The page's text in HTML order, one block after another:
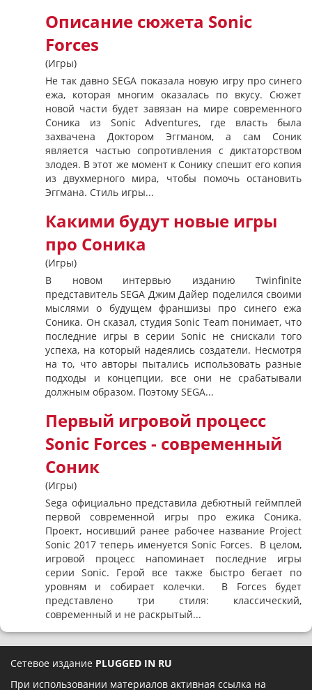
Описание сюжета Sonic
Forces
(Игры)
Не так давно SEGA показала новую игру про синего
ежа, которая многим оказалась по вкусу. Сюжет
новой части будет завязан на мире современного
Соника из Sonic Adventures, где власть была
захвачена Доктором Эггманом, а сам Соник
является частью сопротивления с диктаторством
злодея. В этот же момент к Сонику спешит его копия
из двухмерного мира, чтобы помочь остановить
Эггмана. Стиль игры...
Какими будут новые игры
про Соника
(Игры)
В новом интервью изданию Twinfinite
представитель SEGA Джим Дайер поделился своими
мыслями о будущем франшизы про синего ежа
Соника. Он сказал, студия Sonic Team понимает, что
последние игры в серии Sonic не снискали того
успеха, на который надеялись создатели. Несмотря
на то, что авторы пытались использовать разные
подходы и концепции, все они не срабатывали
должным образом. Поэтому SEGA...
Первый игровой процесс
Sonic Forces - современный
Соник
(Игры)
Sega официально представила дебютный геймплей
первой современной игры про ежика Соника.
Проект, носивший ранее рабочее название Project
Sonic 2017 теперь именуется Sonic Forces. В целом,
игровой процесс напоминает последние игры
серии Sonic. Герой все также быстро бегает по
уровням и собирает колечки. В Forces будет
представлено три стиля: классический,
современный и не раскрытый...
Сетевое издание PLUGGED IN RU
При использовании материалов активная ссылка на